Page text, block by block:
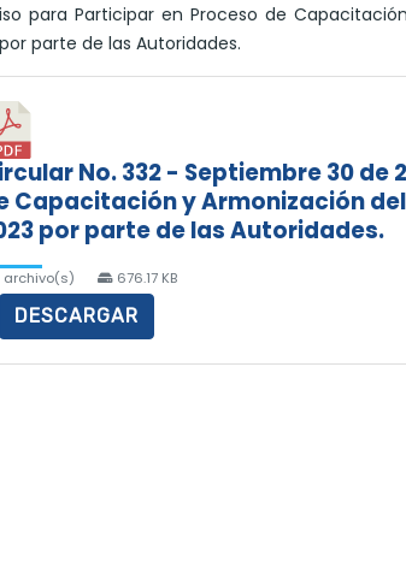
para Participar en Proceso de
parte de las Autoridades.
No. 332 - Septiembre 30
Capacitación y Armonización
por parte de las Autoridades.
archivo(s) 676.17 KB
DESCARGAR